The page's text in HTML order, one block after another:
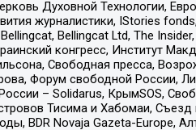
Духовной Технологии,
журналистики, IStories
Bellingcat Ltd, The
конгресс, Институт
Свободная пресса,
Форум свободной России,
– Solidarus, КрымSOS,
Тисима и Хабомаи,
BDR Novaja Gazeta-Europe,